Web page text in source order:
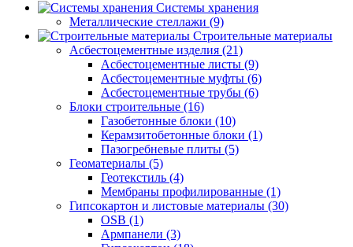
Системы хранения
Металлические стеллажи (9)
Строительные материалы
Асбестоцементные изделия (21)
Асбестоцементные листы (9)
Асбестоцементные муфты (6)
Асбестоцементные трубы (6)
Блоки строительные (16)
Газобетонные блоки (10)
Керамзитобетонные блоки (1)
Пазогребневые плиты (5)
Геоматериалы (5)
Геотекстиль (4)
Мембраны профилированные (1)
Гипсокартон и листовые материалы (30)
OSB (1)
Армпанели (3)